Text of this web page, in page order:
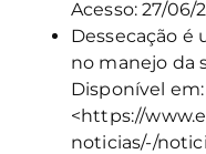
Acesso: 27/06/
Dessecação
no manejo da
Disponível em:
<https://
noticias/-/